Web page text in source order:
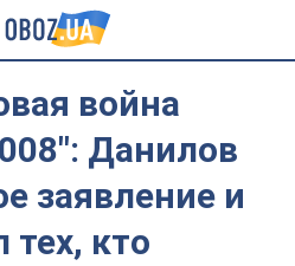
война
Данилов
заявление и
тех, кто